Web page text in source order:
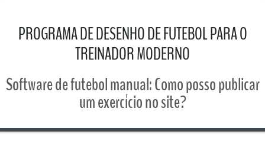
PROGRAMA DE DESENHO DE FUTEBOL PARA O
TREINADOR MODERNO
Software de futebol manual: Como posso publicar
um exercício no site?